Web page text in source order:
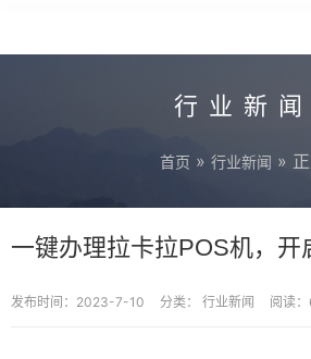
行业新闻
首页 » 行业新闻 »
一键办理拉卡拉POS机，开
发布时间：2023-7-10 分类： 行业新闻 阅读